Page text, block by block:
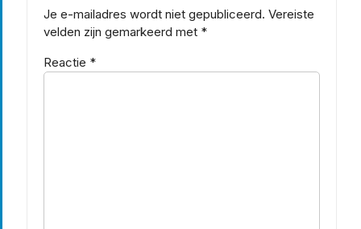
Je e-mailadres wordt niet gepubliceerd. Vereiste
velden zijn gemarkeerd met *
Reactie *